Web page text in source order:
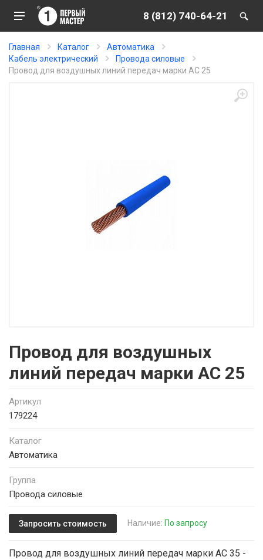
8 (812) 740-64-21
Главная Каталог
Автоматика
Кабель электрический
Провода силовые
Провод для воздушных линий передач марки АС 25
Провод для воздушных
линий передач марки АС 25
Артикул
179224
Каталог
Автоматика
Группа
Провода силовые
Запросить стоимость Наличие: По запросу
Провод для воздушных линий передач марки АС 35 -